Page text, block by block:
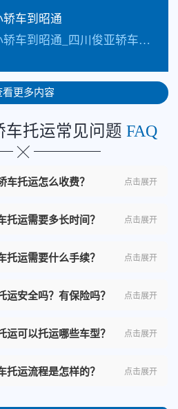
车到昭通
杭州托运小轿车到昭通_四川俊亚轿车公司每天发车【承接业务】：私家车托运、轿车托运、小轿车托运、越野车托运、商务车托运、商品车、试驾活动车，巡展车托运.市区可…
看更多内容
车托运常见问题 FAQ
车托运怎么收费？ 点击展开
托运需要多长时间？ 点击展开
托运需要什么手续？ 点击展开
运安全吗？有保险吗？ 点击展开
运可以托运哪些车型？ 点击展开
托运流程是怎样的？ 点击展开